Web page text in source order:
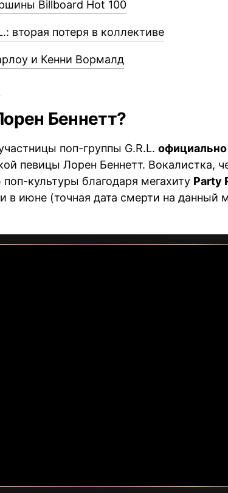
Billboard Hot 100
вторая потеря в коллективе
и Кенни Вормалд
Беннетт?
поп-группы G.R.L.
певицы Лорен Беннетт. Вокалистка,
культуры благодаря мегахиту Party
в июне (точная дата смерти на данный
BREAKING